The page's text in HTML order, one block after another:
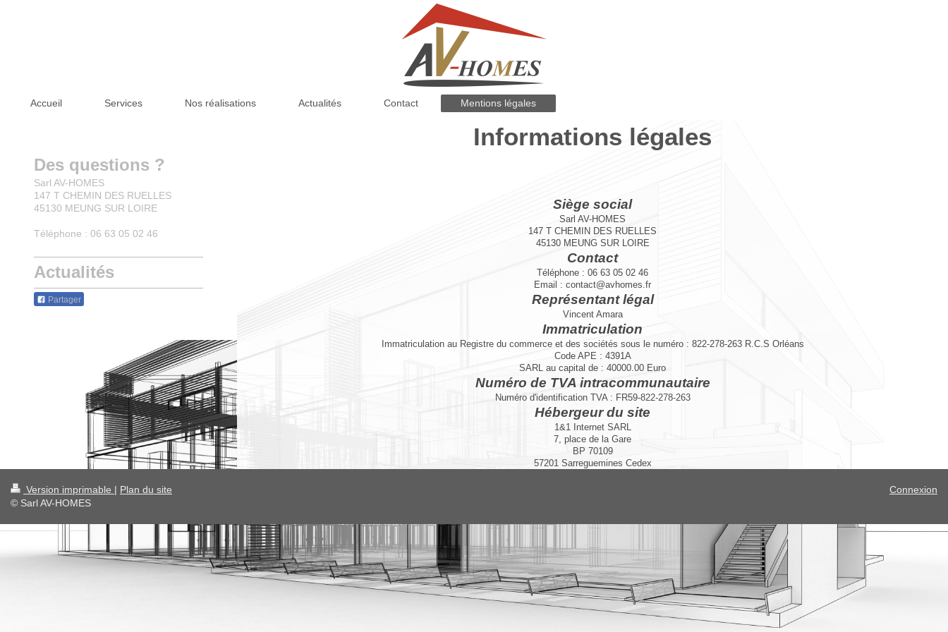
Accueil Services Nos réalisations Actualités Contact Mentions légales
Informations légales
Siège social
Sarl AV-HOMES
147 T CHEMIN DES RUELLES
45130 MEUNG SUR LOIRE
Contact
Téléphone : 06 63 05 02 46
Email : contact@avhomes.fr
Représentant légal
Vincent Amara
Immatriculation
Immatriculation au Registre du commerce et des sociétés sous le numéro : 822-278-263 R.C.S Orléans
Code APE : 4391A
SARL au capital de : 40000.00 Euro
Numéro de TVA intracommunautaire
Numéro d'identification TVA : FR59-822-278-263
Hébergeur du site
1&1 Internet SARL
7, place de la Gare
BP 70109
57201 Sarreguemines Cedex
Des questions ?
Sarl AV-HOMES
147 T CHEMIN DES RUELLES
45130 MEUNG SUR LOIRE
Téléphone : 06 63 05 02 46
Actualités
Partager
Version imprimable | Plan du site
© Sarl AV-HOMES
Connexion